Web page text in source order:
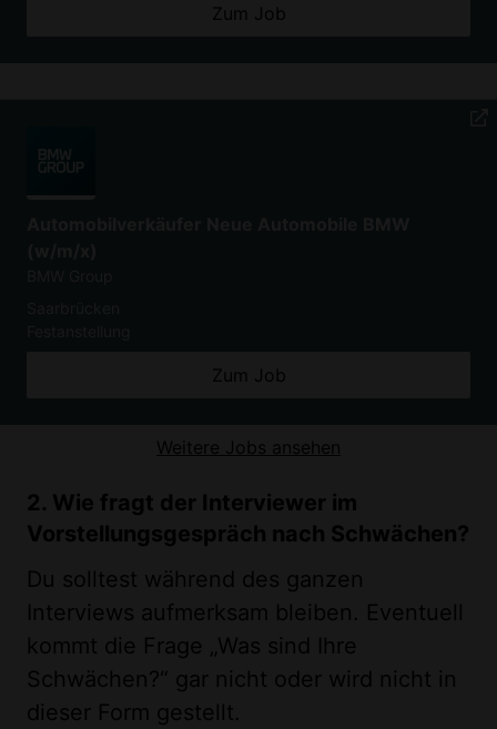
Zum Job
Zum Job
Weitere Jobs ansehen
2. Wie fragt der Interviewer im
Vorstellungsgespräch nach Schwächen?
Du solltest während des ganzen
Interviews aufmerksam bleiben. Eventuell
kommt die Frage „Was sind Ihre
Schwächen?“ gar nicht oder wird nicht in
dieser Form gestellt.